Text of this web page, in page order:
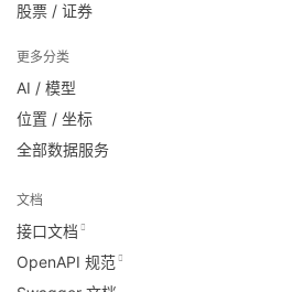
股票 / 证券
更多分类
AI / 模型
位置 / 坐标
全部数据服务
文档
接口文档
OpenAPI 规范